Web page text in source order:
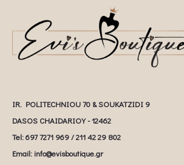
IR. POLITECHNIOU 70 & SOUKATZIDI 9
DASOS CHAIDARIOY - 12462
Tel: 697 7271 969 / 211 42 29 802
Email: info@evisboutique.gr